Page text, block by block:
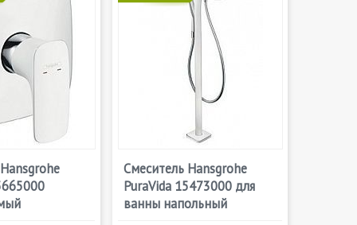
Смеситель Hansgrohe
PuraVida 15473000 для
ванны напольный